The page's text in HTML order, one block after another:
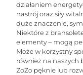
działaniem
nastrój oraz siły
duże znaczenie,
Niektóre z
elementy – mogą
Może w korzystny
również na naszych
ZoZo pęknie lub